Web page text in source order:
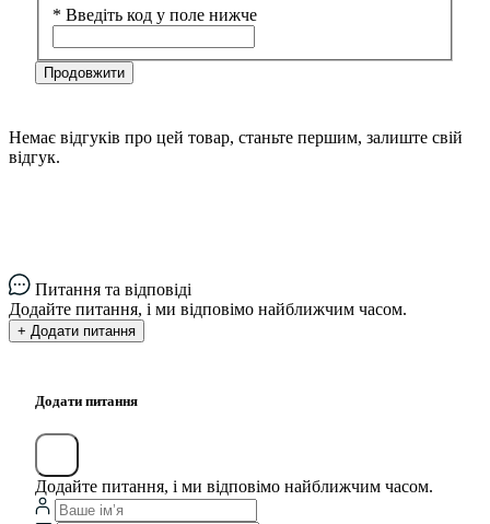
* Введіть код у поле нижче
Продовжити
Немає відгуків про цей товар, станьте першим, залиште свій
відгук.
Питання та відповіді
Додайте питання, і ми відповімо найближчим часом.
+ Додати питання
Додати питання
Додайте питання, і ми відповімо найближчим часом.